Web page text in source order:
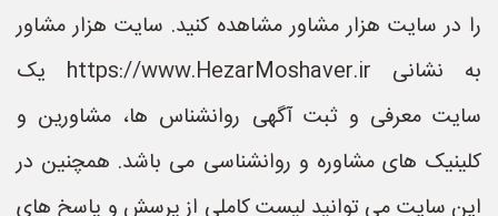
را در سایت هزار مشاور مشاهده کنید. سایت هزار مشاور
به نشانی https://www.HezarMoshaver.ir یک
سایت معرفی و ثبت آگهی روانشناس ها، مشاورین و
کلینیک های مشاوره و روانشناسی می باشد. همچنین در
این سایت می توانید لیست کاملی از پرسش و پاسخ های